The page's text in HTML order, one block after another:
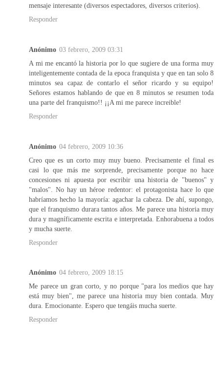
mensaje interesante (diversos espectadores, diversos criterios).
Responder
Anónimo 03 febrero, 2009 03:31
A mi me encantó la historia por lo que sugiere de una forma muy
inteligentemente contada de la epoca franquista y que en tan solo 8
minutos sea capaz de contarlo el señor ricardo y su equipo!
Señores estamos hablando de que en 8 minutos se resumen toda
una parte del franquismo!! ¡¡A mi me parece increible!
Responder
Anónimo 04 febrero, 2009 10:36
Creo que es un corto muy muy bueno. Precisamente el final es
casi lo que más me sorprende, precisamente porque no hace
concesiones ni apuesta por escribir una historia de "buenos" y
"malos". No hay un héroe redentor: el protagonista hace lo que
habríamos hecho la mayoría: agachar la cabeza. De ahí, supongo,
que el franquismo durara tantos años. Me parece una historia muy
dura y magníficamente escrita e interpretada. Enhorabuena a todos
y mucha suerte.
Responder
Anónimo 04 febrero, 2009 18:15
Me parece un gran corto, y no porque "para los medios que hay
está muy bien", me parece una historia muy bien contada. Muy
dura. Emocionante. Espero que tengáis mucha suerte.
Responder